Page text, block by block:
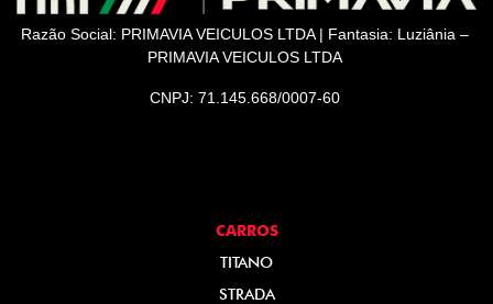
Razão Social: PRIMAVIA VEICULOS LTDA | Fantasia: Luziânia –
PRIMAVIA VEICULOS LTDA
CNPJ: 71.145.668/0007-60
CARROS
TITANO
STRADA